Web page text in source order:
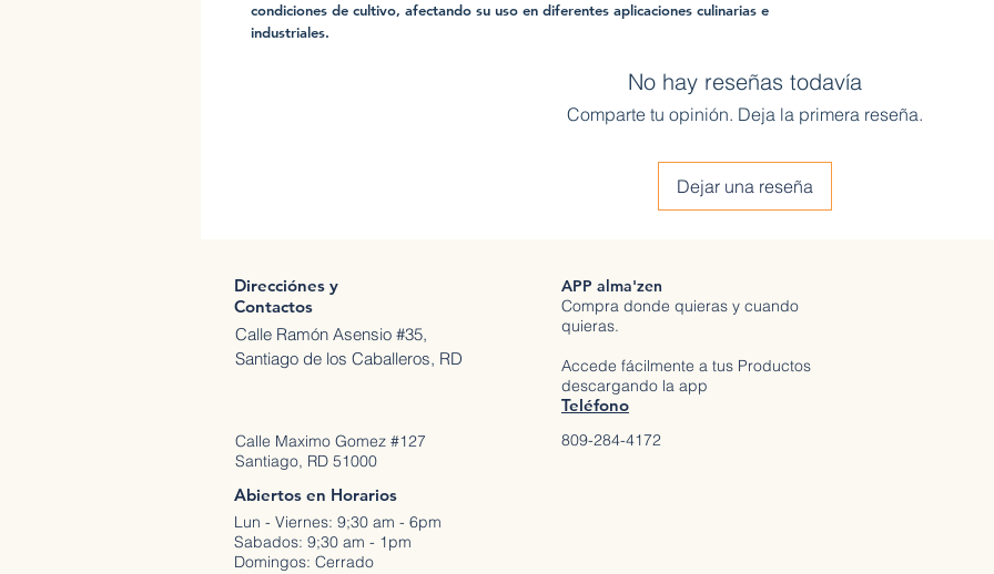
condiciones de cultivo, afectando su uso en diferentes aplicaciones culinarias e
industriales.
No hay reseñas todavía
Comparte tu opinión. Deja la primera reseña.
Dejar una reseña
Direcciónes y
Contactos
Calle Ramón Asensio #35,
Santiago de los Caballeros, RD
APP alma'zen
Compra donde quieras y cuando
quieras.
Accede fácilmente a tus Productos
descargando la app
Calle Maximo Gomez #127
Santiago, RD 51000
Abiertos en Horarios
Lun - Viernes: 9;30 am - 6pm
Sabados: 9;30 am - 1pm
Domingos: Cerrado
Teléfono
809-284-4172